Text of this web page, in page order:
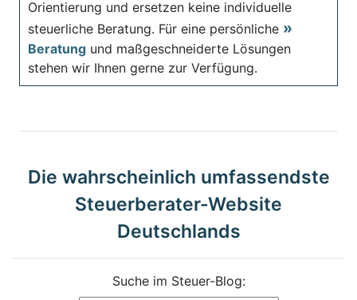
Orientierung und ersetzen keine individuelle
steuerliche Beratung. Für eine persönliche
Beratung und maßgeschneiderte Lösungen
stehen wir Ihnen gerne zur Verfügung.
Die wahrscheinlich umfassendste
Steuerberater-Website
Deutschlands
Suche im Steuer-Blog: